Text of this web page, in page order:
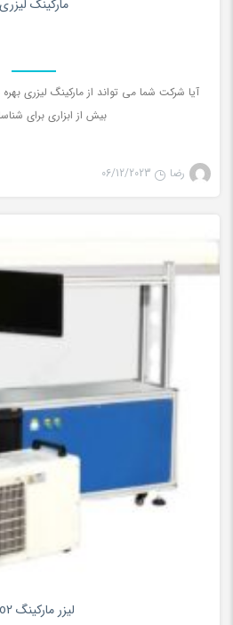
مارکینگ لیزری
آیا شرکت شما می تواند از مارکینگ لیزری
بیش از ابزاری برای
رضا 06/12/2023
لیزر مارکینگ co2